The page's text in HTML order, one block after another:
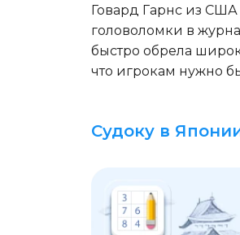
Говард Гарнс из
головоломки в
быстро обрела
что игрокам нужно
Судоку в